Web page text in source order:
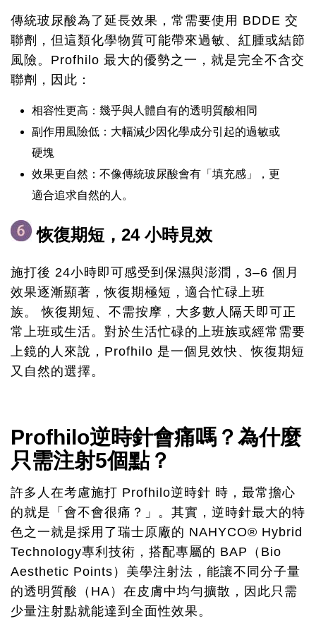
傳統玻尿酸為了延長效果，常需要使用 BDDE 交
聯劑，但這類化學物質可能帶來過敏、紅腫或結節
風險。Profhilo 最大的優勢之一，就是完全不含交
聯劑，因此：
相容性更高：幾乎與人體自有的透明質酸相同
副作用風險低：大幅減少因化學成分引起的過敏或
硬塊
效果更自然：不像傳統玻尿酸會有「填充感」，更
適合追求自然的人。
恢復期短，24 小時見效
施打後 24小時即可感受到保濕與澎潤，3–6 個月
效果逐漸顯著，恢復期極短，適合忙碌上班
族。 恢復期短、不需按摩，大多數人隔天即可正
常上班或生活。對於生活忙碌的上班族或經常需要
上鏡的人來說，Profhilo 是一個見效快、恢復期短
又自然的選擇。
Profhilo逆時針會痛嗎？為什麼
只需注射5個點？
許多人在考慮施打 Profhilo逆時針 時，最常擔心
的就是「會不會很痛？」。其實，逆時針最大的特
色之一就是採用了瑞士原廠的 NAHYCO® Hybrid
Technology專利技術，搭配專屬的 BAP（Bio
Aesthetic Points）美學注射法，能讓不同分子量
的透明質酸（HA）在皮膚中均勻擴散，因此只需
少量注射點就能達到全面性效果。